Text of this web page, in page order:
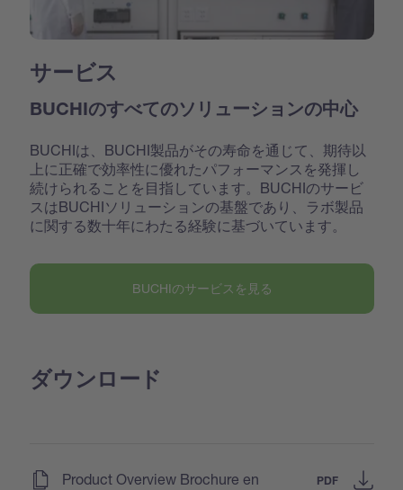
サービス
BUCHIのすべてのソリューションの中心
BUCHIは、BUCHI製品がその寿命を通じて、期待以
上に正確で効率性に優れたパフォーマンスを発揮し
続けられることを目指しています。BUCHIのサービ
スはBUCHIソリューションの基盤であり、ラボ製品
に関する数十年にわたる経験に基づいています。
BUCHIのサービスを見る
ダウンロード
Product Overview Brochure en PDF